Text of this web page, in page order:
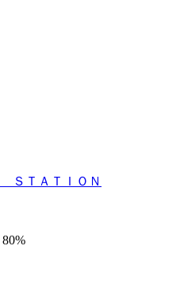
ＳＴＡＴＩＯＮ
80%